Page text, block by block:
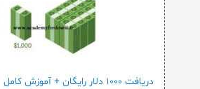
دریافت ۱۰۰۰ دلار رایگان + آموزش کامل